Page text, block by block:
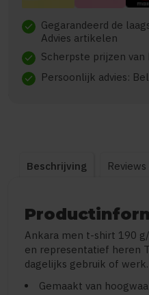
check Gegarandeerd de
Advies artikelen
check Scherpste prijzen
check Persoonlijk advies:
Beschrijving Reviews
Ankara men t-shirt 190
en representatief heren
dagelijks gebruik of werk.
Gemaakt van